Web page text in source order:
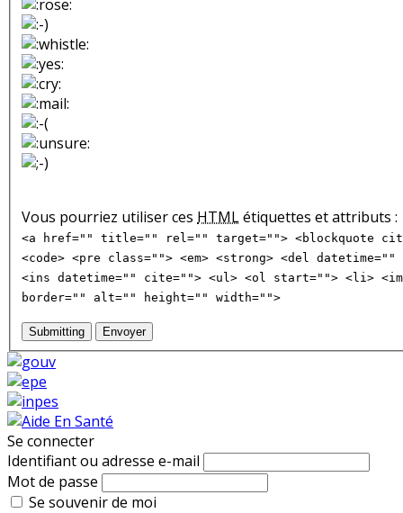
Vous pourriez utiliser ces HTMLétiquettes et attributs :
<a href="" title="" rel="" target=""> <blockquote
<code> <pre class=""> <em> <strong> <del
<ins datetime="" cite=""> <ul> <ol start=""> <li>
border="" alt="" height="" width="">
Submitting Envoyer
Se connecter
Identifiant ou adresse e-mail
Mot de passe
Se souvenir de moi